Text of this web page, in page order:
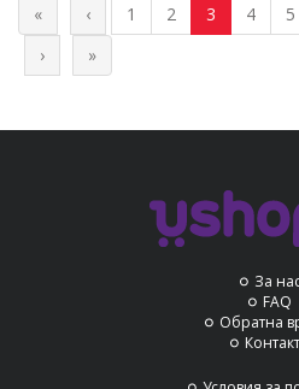
« ‹ 1 2 3 4 5
›
»
За
FAQ
Обратна